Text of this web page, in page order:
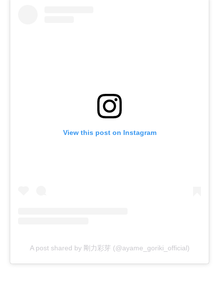
View this post on Instagram
A post shared by 剛力彩芽 (@ayame_goriki_official)